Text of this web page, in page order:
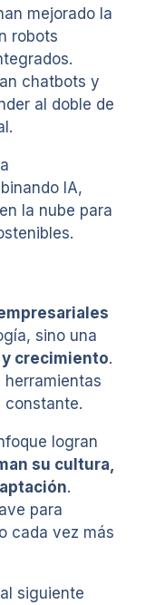
mejorado la
robots
chatbots y
al doble de
IA,
la nube para
sino una
crecimiento.
herramientas
constante.
logran
su cultura,
.
para
cada vez más
siguiente